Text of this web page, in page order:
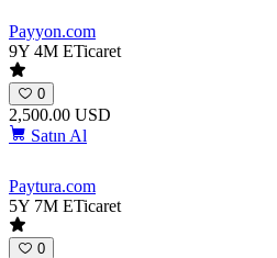
Payyon.com
9Y 4M ETicaret
0
2,500.00 USD
Satın Al
Paytura.com
5Y 7M ETicaret
0